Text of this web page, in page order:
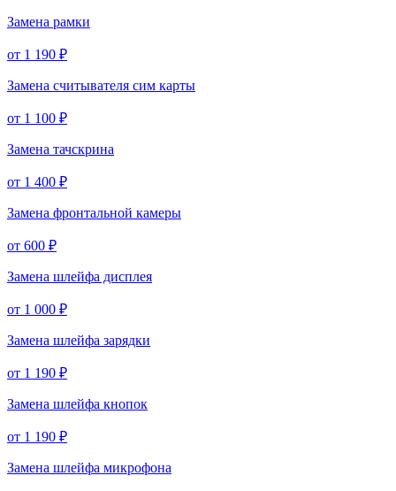
Замена рамки
от 1 190 ₽
Замена считывателя сим карты
от 1 100 ₽
Замена тачскрина
от 1 400 ₽
Замена фронтальной камеры
от 600 ₽
Замена шлейфа дисплея
от 1 000 ₽
Замена шлейфа зарядки
от 1 190 ₽
Замена шлейфа кнопок
от 1 190 ₽
Замена шлейфа микрофона